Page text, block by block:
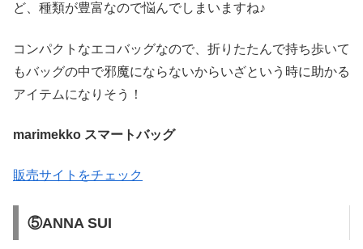
ど、種類が豊富なので悩んでしまいますね♪
コンパクトなエコバッグなので、折りたたんで持ち歩いて
もバッグの中で邪魔にならないからいざという時に助かる
アイテムになりそう！
marimekko スマートバッグ
販売サイトをチェック
⑤ANNA SUI